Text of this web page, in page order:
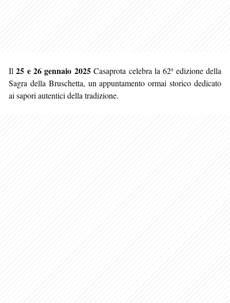
Il25 e 26 gennaio 2025Casaprota celebra la 62ª edizione della
Sagra della Bruschetta, un appuntamento ormai storico dedicato
ai sapori autentici della tradizione.